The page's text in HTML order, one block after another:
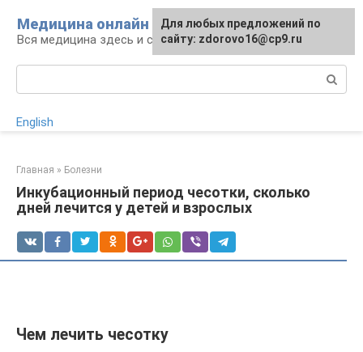
контенту
Медицина онлайн
Вся медицина здесь и сейчас
English
Главная » Болезни
Инкубационный период чесотки, сколько
дней лечится у детей и взрослых
Чем лечить чесотку
Для любых предложений по
сайту: zdorovo16@cp9.ru